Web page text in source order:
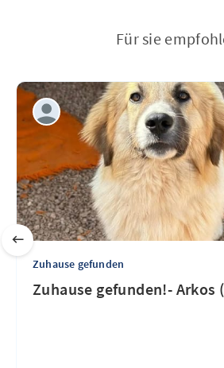
Für sie
Zuhause gefunden
Zuhause gefunden!- Arkos